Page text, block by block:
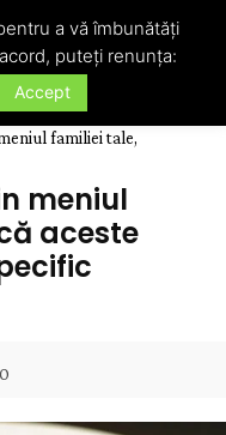
familiei tale,
meniul
aceste
0
a vă îmbunătăți
puteți renunța:
Accept